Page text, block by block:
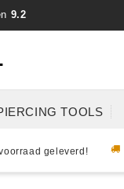
9.2
TOOLS
geleverd!